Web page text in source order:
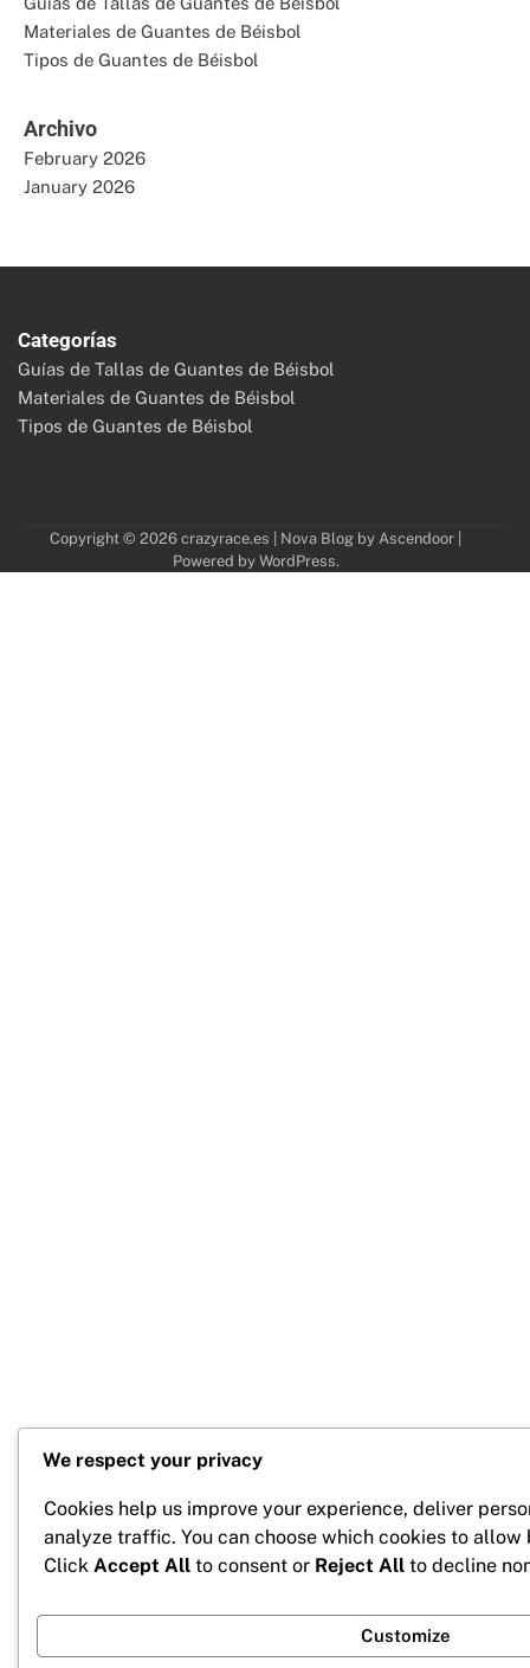
Materiales de Guantes de Béisbol
Tipos de Guantes de Béisbol
Archivo
February 2026
January 2026
Categorías
Guías de Tallas de Guantes de Béisbol
Materiales de Guantes de Béisbol
Tipos de Guantes de Béisbol
Copyright © 2026 crazyrace.es | Nova Blog by Ascendoor
Powered by WordPress.
We respect your privacy
Cookies help us improve your experience, deliver
analyze traffic. You can choose which cookies to
Click Accept All to consent or Reject All to decline
Customize